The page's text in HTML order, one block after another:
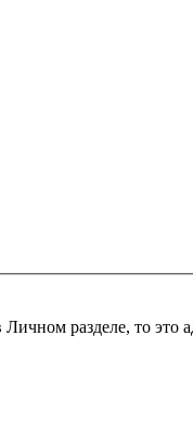
разделе, то это